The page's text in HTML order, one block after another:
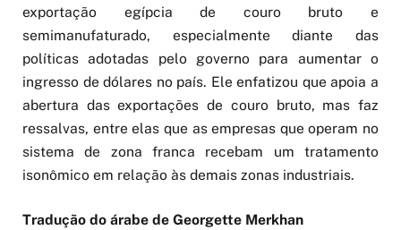
exportação egípcia de couro bruto e
semimanufaturado, especialmente diante das
políticas adotadas pelo governo para aumentar o
ingresso de dólares no país. Ele enfatizou que apoia a
abertura das exportações de couro bruto, mas faz
ressalvas, entre elas que as empresas que operam no
sistema de zona franca recebam um tratamento
isonômico em relação às demais zonas industriais.
Tradução do árabe de Georgette Merkhan